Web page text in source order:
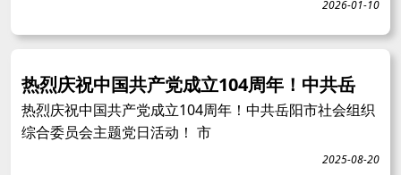
2026-01-10
热烈庆祝中国共产党成立104周年！中共岳
热烈庆祝中国共产党成立104周年！中共岳阳市社会组织
综合委员会主题党日活动！ 市
2025-08-20